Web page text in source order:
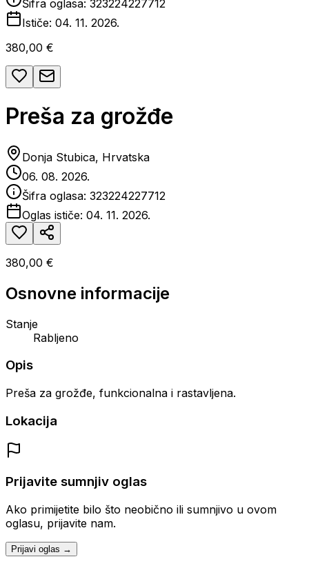
Šifra oglasa: 323224227712
Ističe: 04. 11. 2026.
380,00 €
Preša za grožđe
Donja Stubica, Hrvatska
06. 08. 2026.
Šifra oglasa: 323224227712
Oglas ističe: 04. 11. 2026.
380,00 €
Osnovne informacije
Stanje
Rabljeno
Opis
Preša za grožđe, funkcionalna i rastavljena.
Lokacija
Prijavite sumnjiv oglas
Ako primijetite bilo što neobično ili sumnjivo u ovom
oglasu, prijavite nam.
Prijavi oglas →